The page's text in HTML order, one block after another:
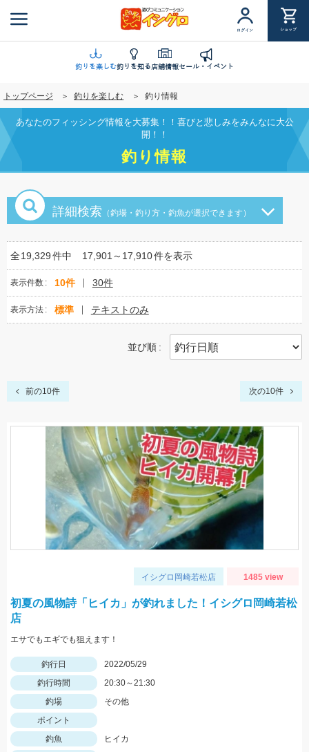
ン
に
移
動
ログイン ショップ
釣りを楽しむ釣りを知る店舗情報セール・イベント
トップページ 釣りを楽しむ 釣り情報
あなたのフィッシング情報を大募集！！喜びと悲しみをみんなに大公
開！！
釣り情報
詳細検索 （釣場・釣り方・釣魚が選択できます）
全19,329件中 17,901～17,910件を表示
表示件数 10件 30件
表示方法 標準 テキストのみ
並び順
前の10件 次の10件
イシグロ岡崎若松店 1485 view
初夏の風物詩「ヒイカ」が釣れました！イシグロ岡崎若松
店
エサでもエギでも狙えます！
釣行日
2022/05/29
釣行時間
20:30～21:30
釣場
その他
ポイント
釣魚
ヒイカ